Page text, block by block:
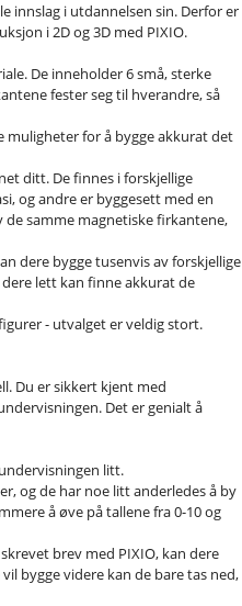
innslag i utdannelsen sin. Derfor er
i 2D og 3D med PIXIO.
De inneholder 6 små, sterke
fester seg til hverandre, så
muligheter for å bygge akkurat det
ditt. De finnes i forskjellige
og andre er byggesett med en
samme magnetiske firkantene,
dere bygge tusenvis av forskjellige
lett kan finne akkurat de
- utvalget er veldig stort.
Du er sikkert kjent med
Det er genialt å
litt.
og de har noe litt anderledes å by
å øve på tallene fra 0-10 og
brev med PIXIO, kan dere
bygge videre kan de bare tas ned,